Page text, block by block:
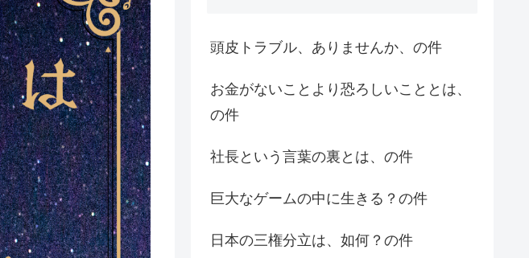
頭皮トラブル、ありませんか、の件
お金がないことより恐ろしいこととは、
の件
社長という言葉の裏とは、の件
巨大なゲームの中に生きる？の件
日本の三権分立は、如何？の件